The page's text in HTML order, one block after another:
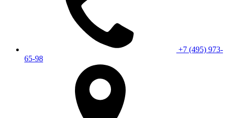
+7 (495) 973-
65-98